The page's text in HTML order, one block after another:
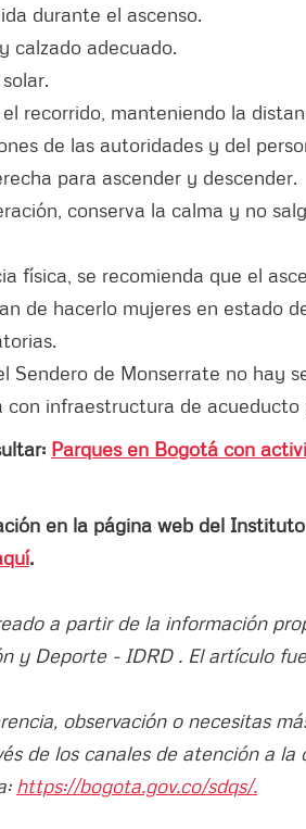
durante el ascenso.
calzado adecuado.
recorrido, manteniendo la
de las autoridades y del
para ascender y descender.
conserva la calma y no
física, se recomienda que el
de hacerlo mujeres en estado
Sendero de Monserrate no hay
con infraestructura de
Parques en Bogotá con
en la página web del
.
a partir de la información
y Deporte - IDRD . El artículo
observación o necesitas
de los canales de atención a
https://bogota.gov.co/sdqs/.